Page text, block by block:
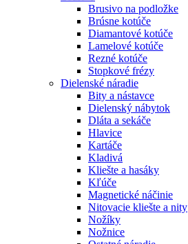
Brusivo na podložke
Brúsne kotúče
Diamantové kotúče
Lamelové kotúče
Rezné kotúče
Stopkové frézy
Dielenské náradie
Bity a nástavce
Dielenský nábytok
Dláta a sekáče
Hlavice
Kartáče
Kladivá
Kliešte a hasáky
Kľúče
Magnetické náčinie
Nitovacie kliešte a nity
Nožíky
Nožnice